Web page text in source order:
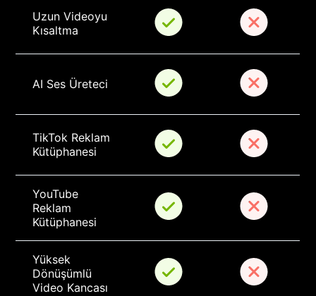
Uzun Videoyu
Kısaltma
AI Ses Üreteci
TikTok Reklam
Kütüphanesi
YouTube
Reklam
Kütüphanesi
Yüksek
Dönüşümlü
Video Kancası